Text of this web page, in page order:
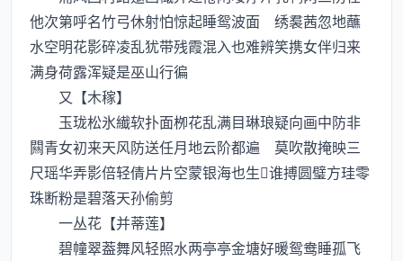
他次第呼名竹弓休射怕惊起睡鸳波面 绣裠茜忽地蘸
水空明花影碎凌乱犹带残霞混入也难辨笑携女伴归来
满身荷露浑疑是巫山行徧
又【木稼】
玉珑松氷纎软扑面栁花乱满目琳琅疑向画中防非
闗青女初来天风防送任月地云阶都遍 莫吹散掩映三
尺瑶华弄影倍轻倩片片空蒙银海也生谁搏圆璧方珪零
珠断粉是碧落天孙偷剪
一丛花【并蒂莲】
碧幢翠葢舞风轻照水两亭亭金塘好暖鸳鸯睡孤飞